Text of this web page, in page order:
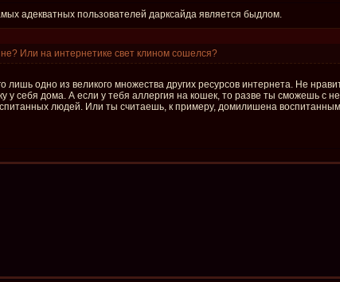
адекватных пользователей дарксайда является быдлом.
Или на интернетике свет клином сошелся?
лишь одно из великого множества других ресурсов интернета. Не
себя дома. А если у тебя аллергия на кошек, то разве ты сможешь с
людей. Или ты считаешь, к примеру, домилишена